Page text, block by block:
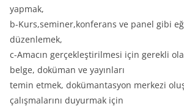
yapmak,
b-Kurs,seminer,konferans ve panel gibi
düzenlemek,
c-Amacın gerçekleştirilmesi için gerekli
belge, doküman ve yayınları
temin etmek, dokümantasyon merkezi
çalışmalarını duyurmak için